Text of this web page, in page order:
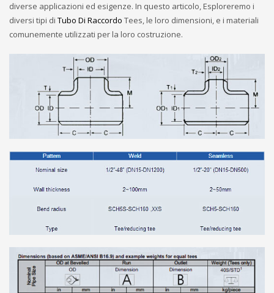
diverse applicazioni ed esigenze. In questo articolo, Esploreremo i
diversi tipi di Tubo Di Raccordo Tees, le loro dimensioni, e i materiali
comunemente utilizzati per la loro costruzione.